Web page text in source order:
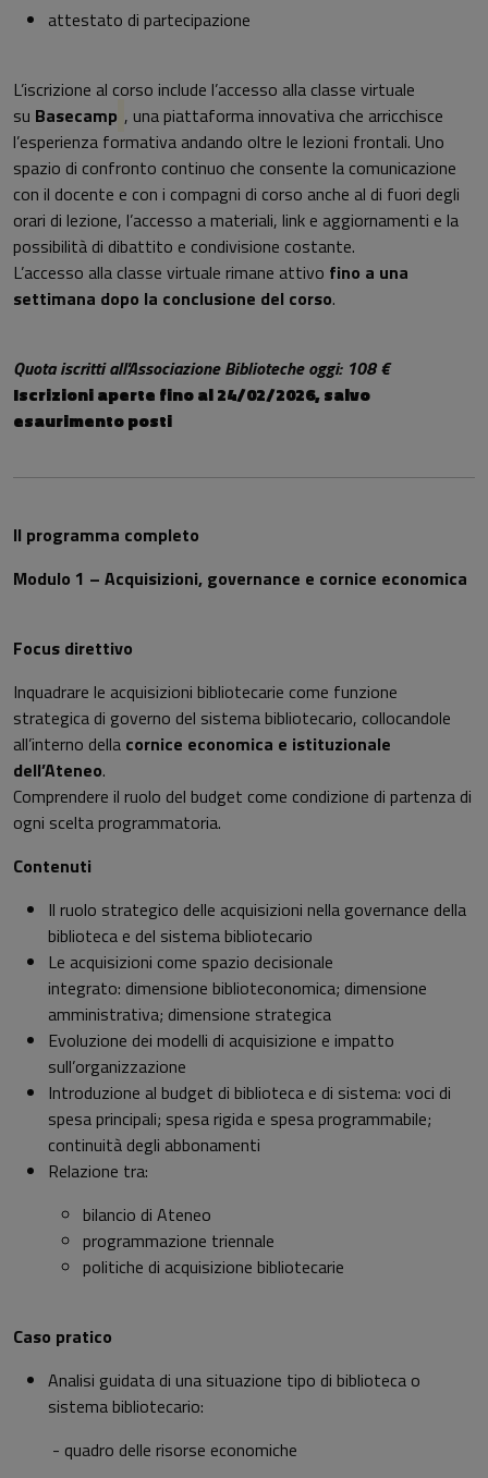
attestato di partecipazione
L’iscrizione al corso include l’accesso alla classe virtuale
su Basecamp , una piattaforma innovativa che arricchisce
l’esperienza formativa andando oltre le lezioni frontali. Uno
spazio di confronto continuo che consente la comunicazione
con il docente e con i compagni di corso anche al di fuori degli
orari di lezione, l’accesso a materiali, link e aggiornamenti e la
possibilità di dibattito e condivisione costante.
L’accesso alla classe virtuale rimane attivo fino a una
settimana dopo la conclusione del corso.
Quota iscritti all'Associazione Biblioteche oggi: 108 €
Iscrizioni aperte fino al 24/02/2026, salvo
esaurimento posti
Il programma completo
Modulo 1 – Acquisizioni, governance e cornice economica
Focus direttivo
Inquadrare le acquisizioni bibliotecarie come funzione
strategica di governo del sistema bibliotecario, collocandole
all’interno della cornice economica e istituzionale
dell’Ateneo.
Comprendere il ruolo del budget come condizione di partenza di
ogni scelta programmatoria.
Contenuti
Il ruolo strategico delle acquisizioni nella governance della
biblioteca e del sistema bibliotecario
Le acquisizioni come spazio decisionale
integrato: dimensione biblioteconomica; dimensione
amministrativa; dimensione strategica
Evoluzione dei modelli di acquisizione e impatto
sull’organizzazione
Introduzione al budget di biblioteca e di sistema: voci di
spesa principali; spesa rigida e spesa programmabile;
continuità degli abbonamenti
Relazione tra:
bilancio di Ateneo
programmazione triennale
politiche di acquisizione bibliotecarie
Caso pratico
Analisi guidata di una situazione tipo di biblioteca o
sistema bibliotecario:
- quadro delle risorse economiche